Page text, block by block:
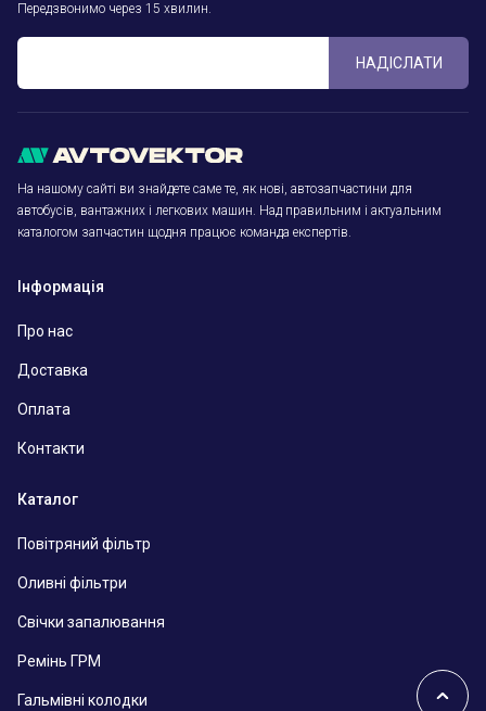
Передзвонимо через 15 хвилин.
НАДІСЛАТИ
На нашому сайті ви знайдете саме те, як нові, автозапчастини для
автобусів, вантажних і легкових машин. Над правильним і актуальним
каталогом запчастин щодня працює команда експертів.
Інформація
Про нас
Доставка
Оплата
Контакти
Каталог
Повітряний фільтр
Оливні фільтри
Свічки запалювання
Ремінь ГРМ
Гальмівні колодки